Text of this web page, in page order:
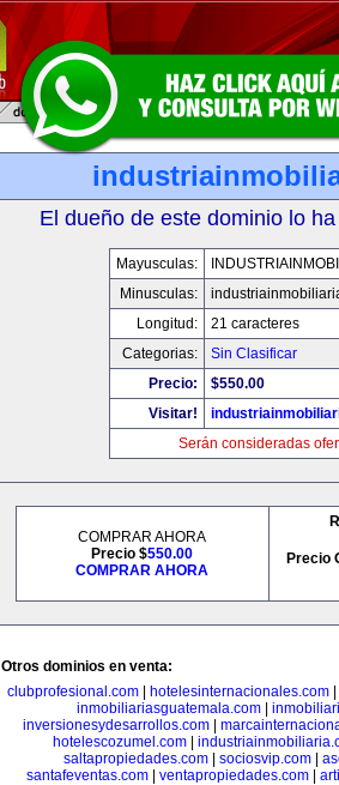
El dueño de este dominio lo
Mayusculas:
Minusculas:
Longitud:
21 caracteres
Categorias:
Sin Clasificar
Precio:
$550.00
Visitar!
Serán consideradas
COMPRAR AHORA
Precio $550.00
COMPRAR AHORA
Precio
Otros dominios en venta:
clubprofesional.com
hotelesinternacionales.com
inmobiliariasguatemala.com
inversionesydesarrollos.com|
hotelescozumel.com
saltapropiedades.com| sociosvip.com|
santafeventas.com| ventapropiedades.com|